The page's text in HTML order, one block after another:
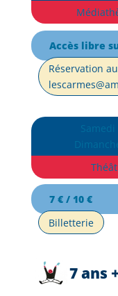
Accès libre
Réservation
7 € / 10 €
Billetterie
7 ans